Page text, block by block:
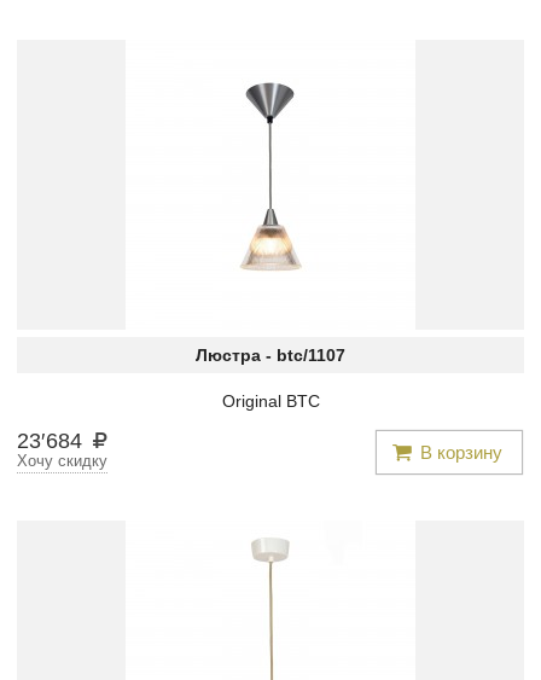
Люстра - btc/1107
Original BTC
23′684 В корзину
Хочу скидку